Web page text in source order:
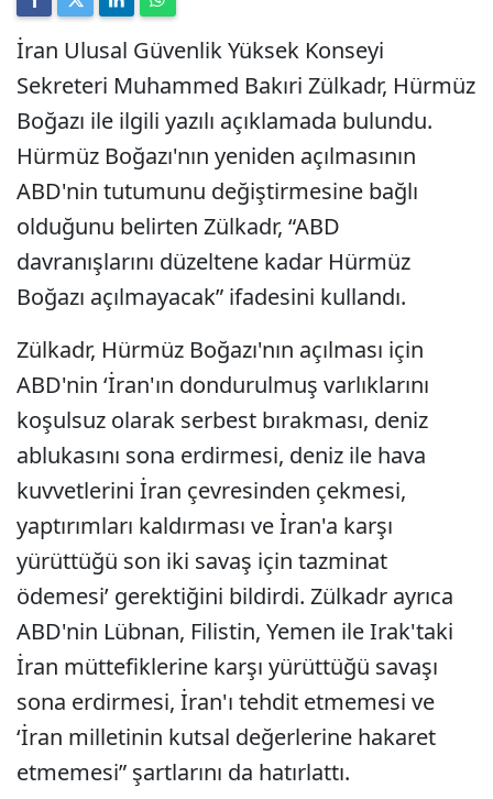
İran Ulusal Güvenlik Yüksek Konseyi
Sekreteri Muhammed Bakıri Zülkadr, Hürmüz
Boğazı ile ilgili yazılı açıklamada bulundu.
Hürmüz Boğazı'nın yeniden açılmasının
ABD'nin tutumunu değiştirmesine bağlı
olduğunu belirten Zülkadr, “ABD
davranışlarını düzeltene kadar Hürmüz
Boğazı açılmayacak” ifadesini kullandı.
Zülkadr, Hürmüz Boğazı'nın açılması için
ABD'nin ‘İran'ın dondurulmuş varlıklarını
koşulsuz olarak serbest bırakması, deniz
ablukasını sona erdirmesi, deniz ile hava
kuvvetlerini İran çevresinden çekmesi,
yaptırımları kaldırması ve İran'a karşı
yürüttüğü son iki savaş için tazminat
ödemesi’ gerektiğini bildirdi. Zülkadr ayrıca
ABD'nin Lübnan, Filistin, Yemen ile Irak'taki
İran müttefiklerine karşı yürüttüğü savaşı
sona erdirmesi, İran'ı tehdit etmemesi ve
‘İran milletinin kutsal değerlerine hakaret
etmemesi” şartlarını da hatırlattı.